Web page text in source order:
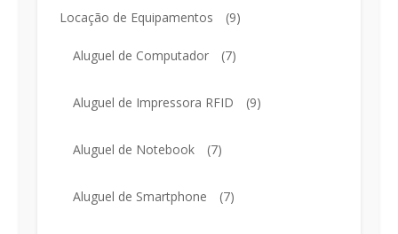
Locação de Equipamentos (9)
Aluguel de Computador (7)
Aluguel de Impressora RFID (9)
Aluguel de Notebook (7)
Aluguel de Smartphone (7)